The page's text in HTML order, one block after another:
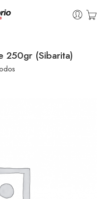
250gr (Sibarita)